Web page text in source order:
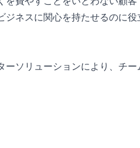
ネスに関心を持たせるのに
ソリューションにより、チー